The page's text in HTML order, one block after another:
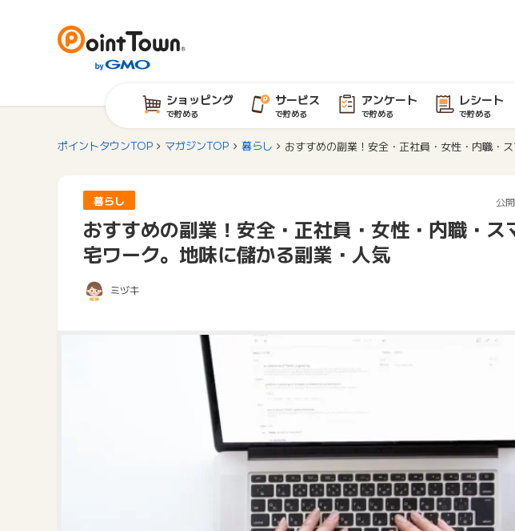
ショッピング
で貯める
サービス
で貯める
アンケート
で貯める
レシート
で貯める
ポイントタウンTOP マガジンTOP 暮らし おすすめの副業！安全・正社員・女性・内職・
暮らし 公
おすすめの副業！安全・正社員・女性・内職・ス
宅ワーク。地味に儲かる副業・人気
ミヅキ